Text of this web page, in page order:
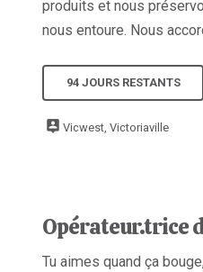
produits et nous
nous entoure. Nous
94 JOURS RESTANTS
Vicwest, Victoriaville
Opérateur.trice
Tu aimes quand ça